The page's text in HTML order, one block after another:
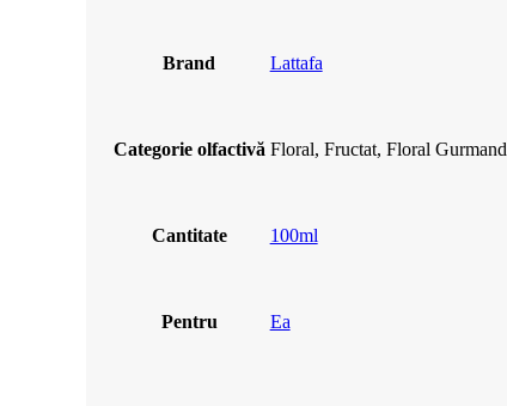
Brand Lattafa
Categorie olfactivă Floral, Fructat, Floral Gurmand
Cantitate 100ml
Pentru Ea